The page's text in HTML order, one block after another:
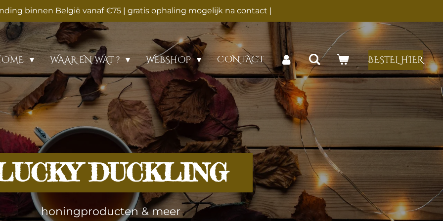
binnen België vanaf €75 | gratis ophaling mogelijk na contact |
WAAR EN WAT ? WEBSHOP CONTACT BESTEL HIER
DUCKLING
honingproducten & meer